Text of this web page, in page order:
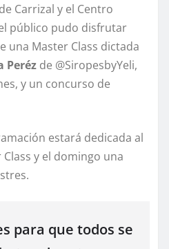
Carrizal y el Centro
público pudo disfrutar
una Master Class dictada
Peréz de @SiropesbyYeli,
y un concurso de
estará dedicada al
y el domingo una
para que todos se